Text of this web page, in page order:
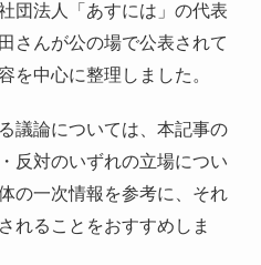
団法人「あすには」の代表
さんが公の場で公表されて
を中心に整理しました。
議論については、本記事の
反対のいずれの立場につい
の一次情報を参考に、それ
れることをおすすめしま